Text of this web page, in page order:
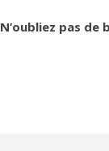
N’oubliez pas